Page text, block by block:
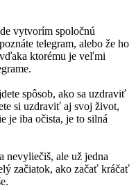
vytvorím spoločnú
telegram, alebo že ho
ktorému je veľmi
spôsob, ako sa uzdraviť
si uzdraviť aj svoj život,
je iba očista, je to silná
nevyliečiš, ale už jedna
začiatok, ako začať kráčať